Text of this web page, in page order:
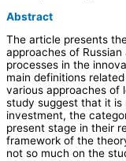
Abstract
The article presents
approaches of
processes in the
main definitions
various approaches of
study suggest that it
investment, the
present stage in their
framework of the
not so much on the